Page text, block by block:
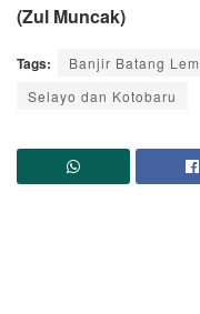
(Zul Muncak)
Tags: Banjir Batang
Selayo dan Kotobaru